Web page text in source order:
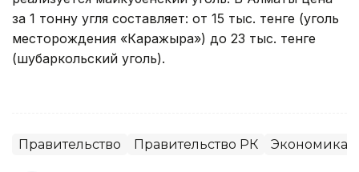
за 1 тонну угля составляет: от 15 тыс. тенге (уголь
месторождения «Каражыра») до 23 тыс. тенге
(шубаркольский уголь).
Правительство Правительство РК Экономика